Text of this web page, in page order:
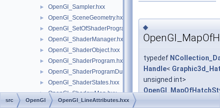
► OpenGl_Sampler.hxx
► OpenGl_SceneGeometry.hxx
► OpenGl_SetOfShaderPrograms.hxx
► OpenGl_ShaderManager.hxx
► OpenGl_ShaderObject.hxx
► OpenGl_ShaderProgram.hxx
► OpenGl_ShaderProgramDumpLevel.hxx
► OpenGl_ShaderStates.hxx
► OpenGl_ShadowMap.hxx
► OpenGl_StencilTest.hxx
◆
typedef
Handle<
unsigned int>
src OpenGl OpenGl_LineAttributes.hxx